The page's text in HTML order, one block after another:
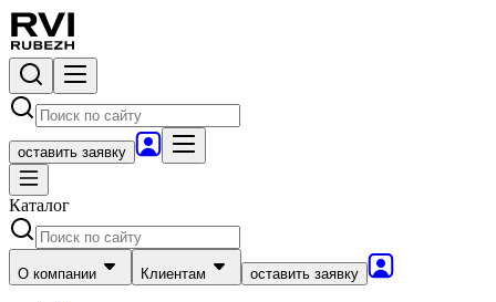
оставить заявку
Каталог
О компании Клиентам оставить заявку